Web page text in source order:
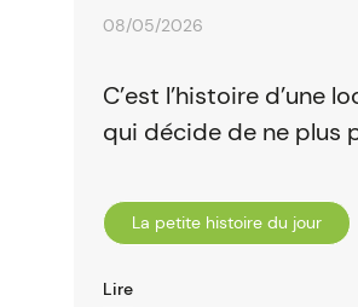
08/05/2026
C’est l’histoire d’une
qui décide de ne plus
La petite histoire du jour
Lire